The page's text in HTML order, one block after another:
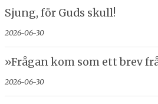
Sjung, för Guds skull!
2026-06-30
»Frågan kom som ett brev
2026-06-30